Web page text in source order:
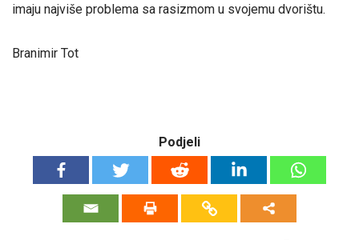
imaju najviše problema sa rasizmom u svojemu dvorištu.
Branimir Tot
Podjeli